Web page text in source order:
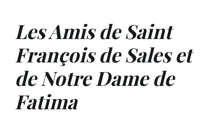
Les Amis de Saint
François de Sales et
de Notre Dame de
Fatima